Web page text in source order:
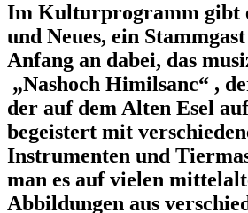
Im Kulturprogramm gibt
und Neues, ein
Anfang an dabei, das
„Nashoch Himilsanc“ ,
der auf dem Alten Esel
begeistert mit
Instrumenten und
man es auf vielen
Abbildungen aus